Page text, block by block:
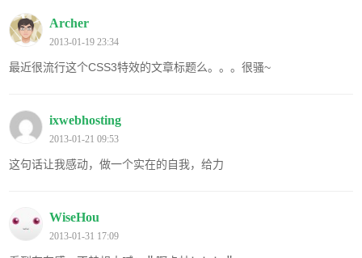
Archer
2013-01-19 23:34
最近很流行这个CSS3特效的文章标题么。。。很骚~
ixwebhosting
2013-01-21 09:53
这句话让我感动，做一个实在的自我，给力
WiseHou
2013-01-31 17:09